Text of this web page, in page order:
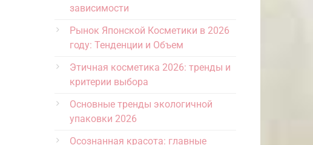
зависимости
Рынок Японской Косметики в 2026
году: Тенденции и Объем
Этичная косметика 2026: тренды и
критерии выбора
Основные тренды экологичной
упаковки 2026
Осознанная красота: главные